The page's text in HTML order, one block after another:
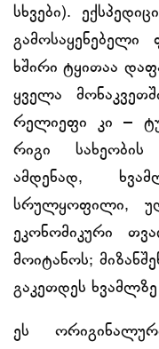
სხვები).
ხშირი ტყითაა
ყველა
რელიეფი კი –
რიგი სახეობის
ამდენად,
სრულყოფილი,
ეკონომიკური
მოიტანოს;
გაკეთდეს
ეს